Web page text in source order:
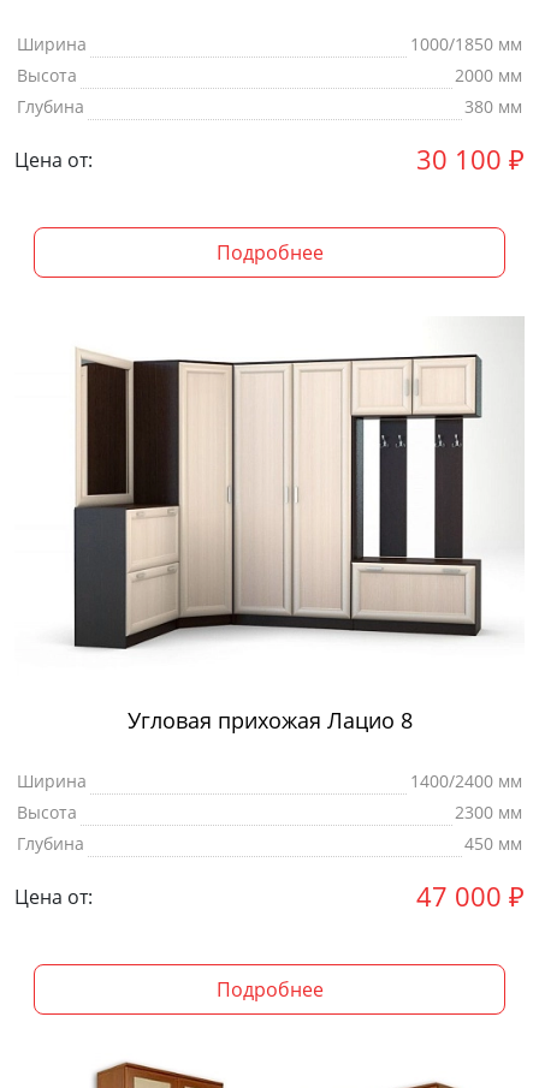
Ширина
1000/1850 мм
Высота
2000 мм
Глубина
380 мм
Цена от: 30 100 ₽
Подробнее
Угловая прихожая Лацио 8
Ширина
1400/2400 мм
Высота
2300 мм
Глубина
450 мм
Цена от: 47 000 ₽
Подробнее